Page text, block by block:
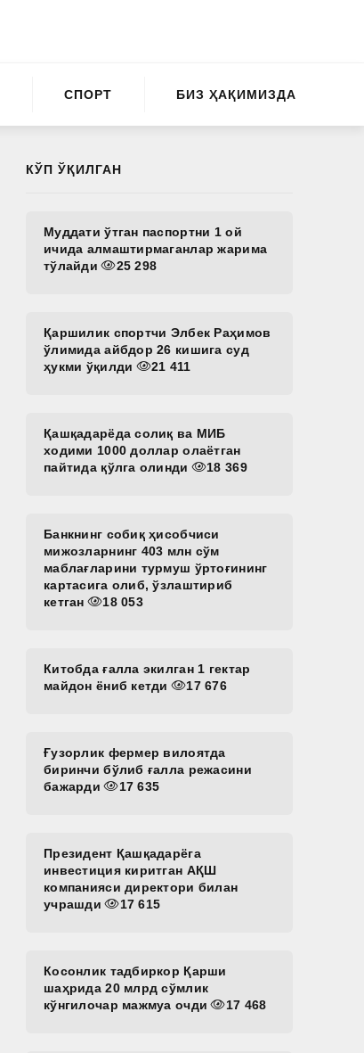
СПОРТ БИЗ ҲАҚИМИЗДА
КЎП ЎҚИЛГАН
Муддати ўтган паспортни 1 ой
ичида алмаштирмаганлар жарима
тўлайди
25 298
Қаршилик спортчи Элбек Раҳимов
ўлимида айбдор 26 кишига суд
ҳукми ўқилди
21 411
Қашқадарёда солиқ ва МИБ
ходими 1000 доллар олаётган
пайтида қўлга олинди
18 369
Банкнинг собиқ ҳисобчиси
мижозларнинг 403 млн сўм
маблағларини турмуш ўртоғининг
картасига олиб, ўзлаштириб
кетган
18 053
Китобда ғалла экилган 1 гектар
майдон ёниб кетди
17 676
Ғузорлик фермер вилоятда
биринчи бўлиб ғалла режасини
бажарди
17 635
Президент Қашқадарёга
инвестиция киритган АҚШ
компанияси директори билан
учрашди
17 615
Косонлик тадбиркор Қарши
шаҳрида 20 млрд сўмлик
кўнгилочар мажмуа очди
17 468